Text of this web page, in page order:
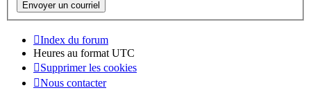
Index du forum
Heures au format UTC
Supprimer les cookies
Nous contacter